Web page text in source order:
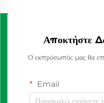
Αποκτήστε
Ο εκπρόσωπός μας θα
Email